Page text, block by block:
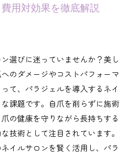
用対効果を徹底解説
選びに迷っていませんか？美し
のダメージやコストパフォーマ
て、パラジェルを導入するネイ
課題です。自爪を削らずに施術
の健康を守りながら長持ちする
技術として注目されています。
イルサロンを賢く活用し、パラ